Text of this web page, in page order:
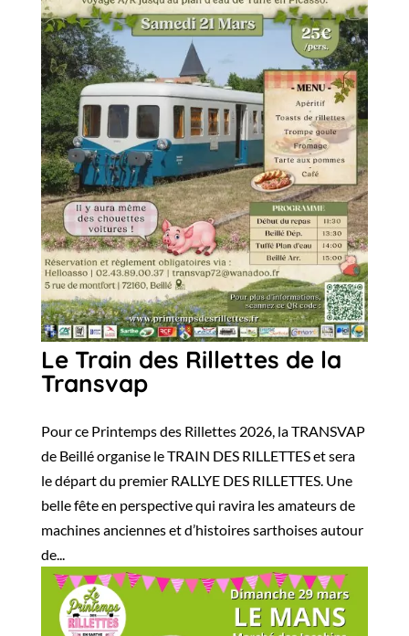
Le Train des Rillettes de la
Transvap
Pour ce Printemps des Rillettes 2026, la TRANSVAP
de Beillé organise le TRAIN DES RILLETTES et sera
le départ du premier RALLYE DES RILLETTES. Une
belle fête en perspective qui ravira les amateurs de
machines anciennes et d’histoires sarthoises autour
de...